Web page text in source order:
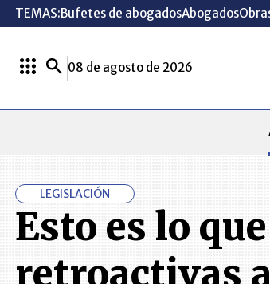
TEMAS:Bufetes de abogadosAbogados
08 de agosto de 2026
LEGISLACIÓN
Esto es lo
retroactivas